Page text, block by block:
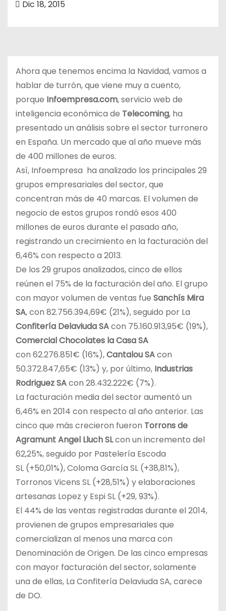
Dic 18, 2015
Ahora que tenemos encima la Navidad, vamos a
hablar de turrón, que viene muy a cuento,
porque Infoempresa.com, servicio web de
inteligencia económica de Telecoming, ha
presentado un análisis sobre el sector turronero
en España. Un mercado que al año mueve más
de 400 millones de euros.
Así, Infoempresa ha analizado los principales 29
grupos empresariales del sector, que
concentran más de 40 marcas. El volumen de
negocio de estos grupos rondó esos 400
millones de euros durante el pasado año,
registrando un crecimiento en la facturación del
6,46% con respecto a 2013.
De los 29 grupos analizados, cinco de ellos
reúnen el 75% de la facturación del año. El grupo
con mayor volumen de ventas fue Sanchís Mira
SA, con 82.756.394,69€ (21%), seguido por La
Confitería Delaviuda SAcon 75.160.913,95€ (19%),
Comercial Chocolates la Casa SA
con 62.276.851€ (16%),Cantalou SAcon
50.372.847,65€ (13%) y, por último, Industrias
Rodriguez SAcon 28.432.222€ (7%).
La facturación media del sector aumentó un
6,46% en 2014 con respecto al año anterior. Las
cinco que más crecieron fueron Torrons de
Agramunt Angel Lluch SLcon un incremento del
62,25%, seguido por Pastelería Escoda
SL (+50,01%), Coloma García SL (+38,81%),
Torronos Vicens SL (+28,51%) y elaboraciones
artesanas Lopez y Espi SL (+29, 93%).
El 44% de las ventas registradas durante el 2014,
provienen de grupos empresariales que
comercializan al menos una marca con
Denominación de Origen. De las cinco empresas
con mayor facturación del sector, solamente
una de ellas, La Confitería Delaviuda SA, carece
de DO.